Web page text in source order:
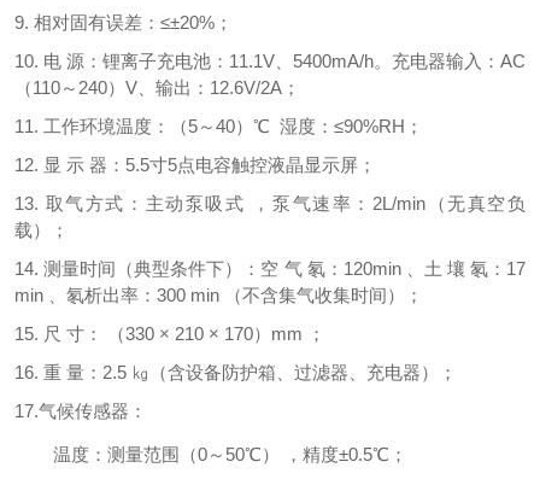
9. 相对固有误差：≤±20%；
10. 电 源：锂离子充电池：11.1V、5400mA/h。充电器输入：AC
（110～240）V、输出：12.6V/2A；
11. 工作环境温度：（5～40）℃ 湿度：≤90%RH；
12. 显 示 器：5.5寸5点电容触控液晶显示屏；
13. 取气方式：主动泵吸式 ，泵气速率：2L/min（无真空负
载）；
14. 测量时间（典型条件下）：空 气 氡：120min 、土 壤 氡：17
min 、氡析出率：300 min （不含集气收集时间）；
15. 尺 寸： （330 × 210 × 170）mm ；
16. 重 量：2.5 ㎏（含设备防护箱、过滤器、充电器）；
17.气候传感器：
温度：测量范围（0～50℃） ，精度±0.5℃；